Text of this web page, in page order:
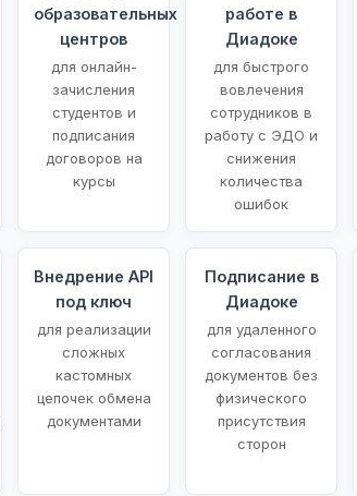
образовательных
центров
для онлайн-
зачисления
студентов и
подписания
договоров на
курсы
работе в
Диадоке
для быстрого
вовлечения
сотрудников в
работу с ЭДО и
снижения
количества
ошибок
Внедрение API
под ключ
для реализации
сложных
кастомных
цепочек обмена
документами
Подписание в
Диадоке
для удаленного
согласования
документов без
физического
присутствия
сторон